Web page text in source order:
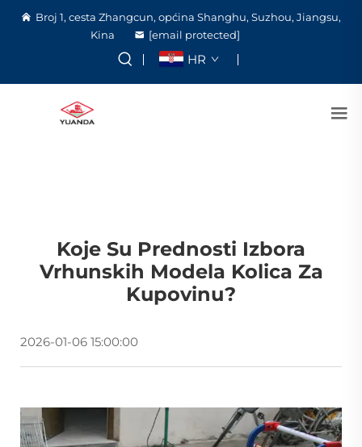
Broj 1, cesta Zhangcun, općina Shanghu, Suzhou, Jiangsu,
Kina
[email protected]
HR
Koje Su Prednosti Izbora
Vrhunskih Modela Kolica Za
Kupovinu?
2026-01-06 15:00:00